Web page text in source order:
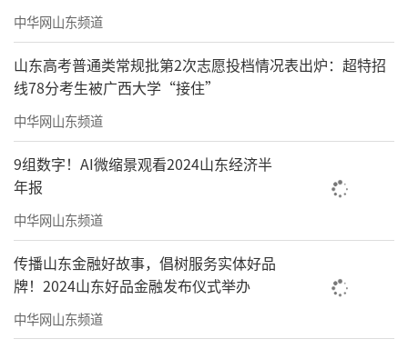
中华网山东频道
山东高考普通类常规批第2次志愿投档情况表出炉：超特招
线78分考生被广西大学“接住”
中华网山东频道
9组数字！AI微缩景观看2024山东经济半
年报
中华网山东频道
传播山东金融好故事，倡树服务实体好品
牌！2024山东好品金融发布仪式举办
中华网山东频道